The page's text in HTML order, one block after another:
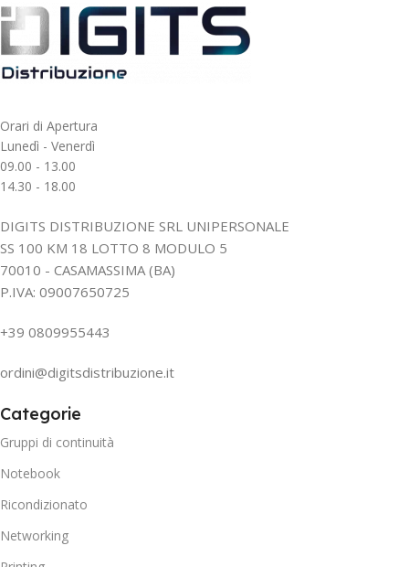
Orari di Apertura
Lunedì - Venerdì
09.00 - 13.00
14.30 - 18.00
DIGITS DISTRIBUZIONE SRL UNIPERSONALE
SS 100 KM 18 LOTTO 8 MODULO 5
70010 - CASAMASSIMA (BA)
P.IVA: 09007650725
+39 0809955443
ordini@digitsdistribuzione.it
Categorie
Gruppi di continuità
Notebook
Ricondizionato
Networking